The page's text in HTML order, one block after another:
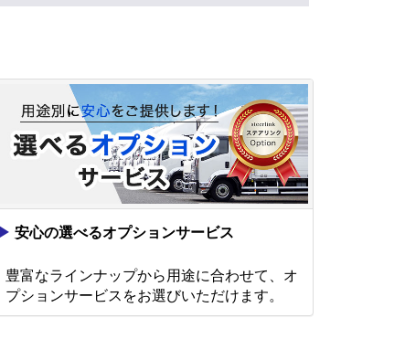
▶ 安心の選べるオプションサービス
豊富なラインナップから用途に合わせて、オ
プションサービスをお選びいただけます。